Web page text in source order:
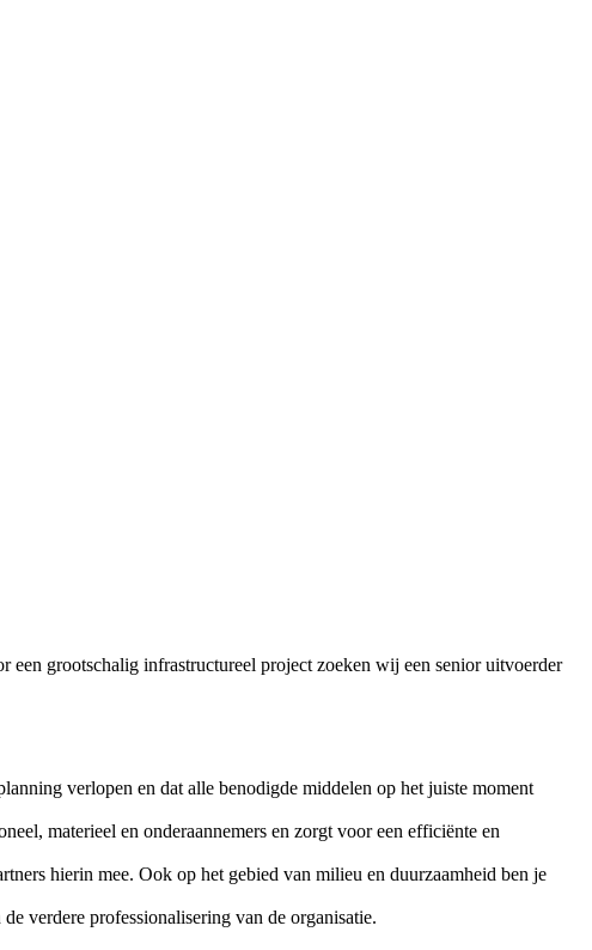
grootschalig infrastructureel project zoeken wij een senior uitvoerder
verlopen en dat alle benodigde middelen op het juiste moment
materieel en onderaannemers en zorgt voor een efficiënte en
hierin mee. Ook op het gebied van milieu en duurzaamheid ben je
verdere professionalisering van de organisatie.